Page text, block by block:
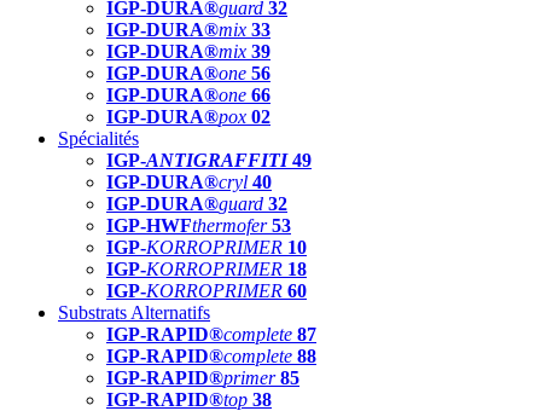
IGP-DURA®guard 32
IGP-DURA®mix 33
IGP-DURA®mix 39
IGP-DURA®one 56
IGP-DURA®one 66
IGP-DURA®pox 02
Spécialités
IGP-ANTIGRAFFITI49
IGP-DURA®cryl 40
IGP-DURA®guard 32
IGP-HWFthermofer 53
IGP-KORROPRIMER 10
IGP-KORROPRIMER 18
IGP-KORROPRIMER 60
Substrats Alternatifs
IGP-RAPID®complete 87
IGP-RAPID®complete 88
IGP-RAPID®primer 85
IGP-RAPID®top 38